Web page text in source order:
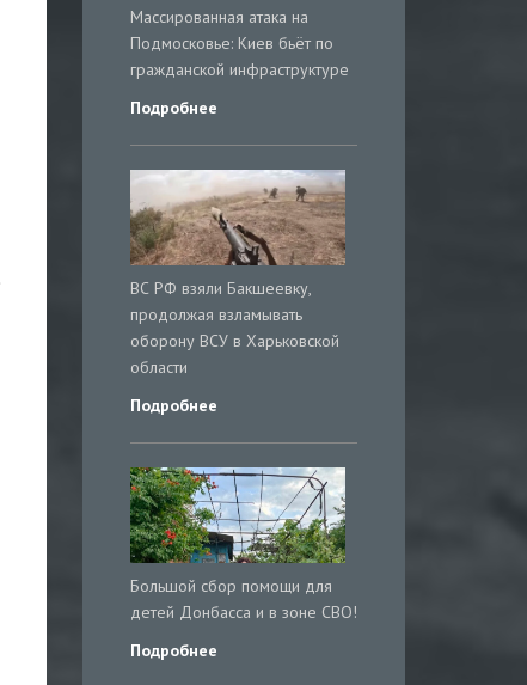
Массированная атака на
Подмосковье: Киев бьёт по
гражданской инфраструктуре
Подробнее
ВС РФ взяли Бакшеевку,
продолжая взламывать
оборону ВСУ в Харьковской
области
Подробнее
Большой сбор помощи для
детей Донбасса и в зоне СВО!
Подробнее